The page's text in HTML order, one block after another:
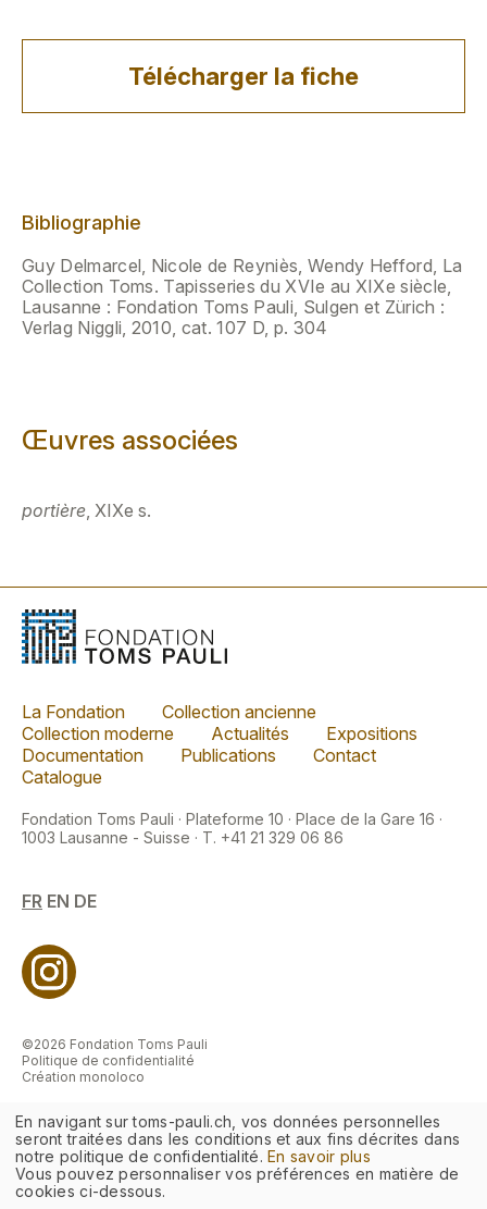
Télécharger la fiche
Bibliographie
Guy Delmarcel, Nicole de Reyniès, Wendy Hefford, La
Collection Toms. Tapisseries du XVIe au XIXe siècle,
Lausanne : Fondation Toms Pauli, Sulgen et Zürich :
Verlag Niggli, 2010, cat. 107 D, p. 304
Œuvres associées
portière, XIXe s.
La Fondation
Collection ancienne
Collection moderne
Actualités
Expositions
Documentation
Publications
Contact
Catalogue
Fondation Toms Pauli · Plateforme 10 · Place de la Gare 16 ·
1003 Lausanne - Suisse · T. +41 21 329 06 86
FR EN DE
©2026 Fondation Toms Pauli
Politique de confidentialité
Création monoloco
En navigant sur toms-pauli.ch, vos données personnelles
seront traitées dans les conditions et aux fins décrites dans
notre politique de confidentialité.En savoir plus
Vous pouvez personnaliser vos préférences en matière de
cookies ci-dessous.